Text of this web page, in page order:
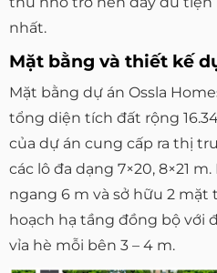
nhất.
Mặt bằng và thiết kế
Mặt bằng dự án Ossla
tổng diện tích đất rộng
của dự án cung cấp ra thị
các lô đa dạng 7×20, 8×21
ngang 6 m và sở hữu 2
hoạch hạ tầng đồng bộ với
vỉa hè mỗi bên 3 – 4 m.